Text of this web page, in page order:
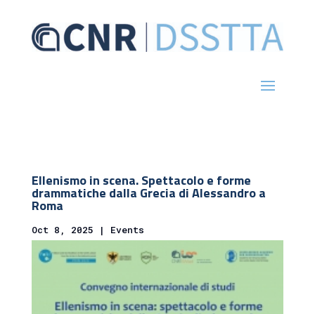
Ellenismo in scena. Spettacolo e forme
drammatiche dalla Grecia di Alessandro a
Roma
Oct 8, 2025 | Events